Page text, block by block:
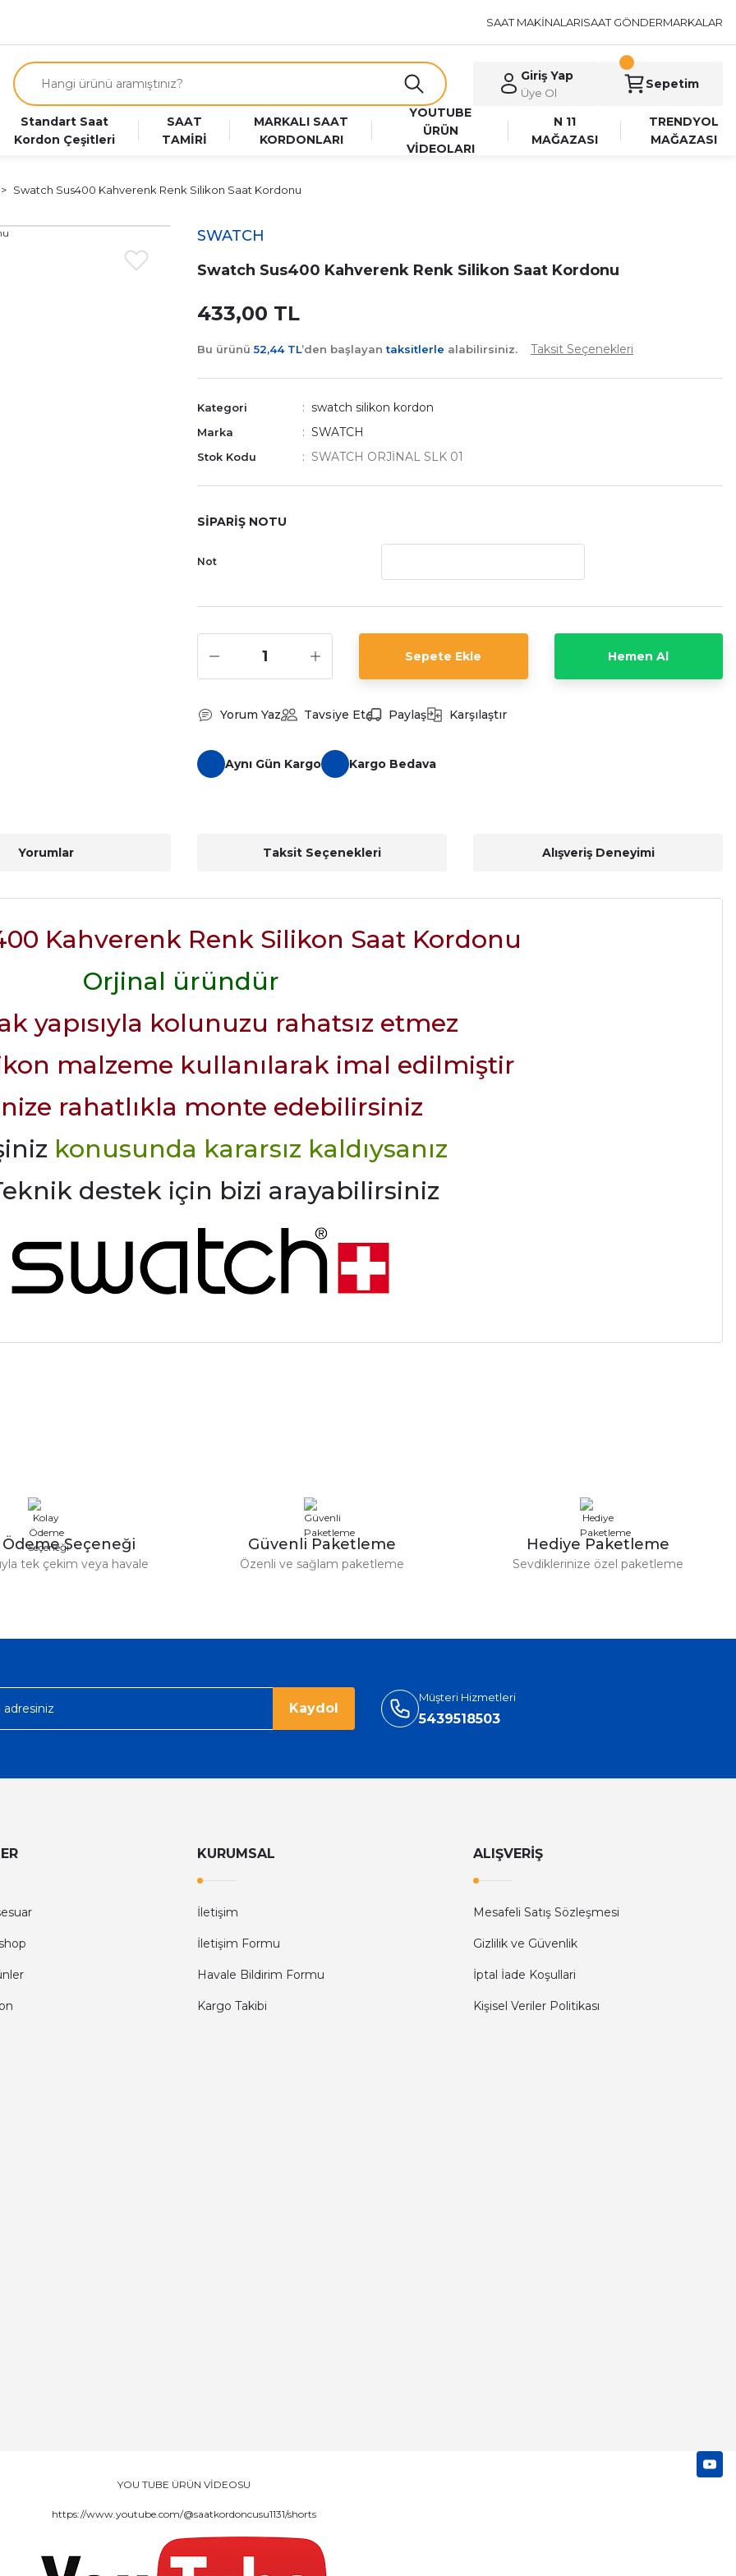
SAAT MAKİNALARISAAT GÖNDERMARKALAR
Giriş Yap
Üye Ol
Sepetim
Standart Saat
Kordon Çeşitleri
SAAT
TAMİRİ
MARKALI SAAT
KORDONLARI
YOUTUBE
ÜRÜN
VİDEOLARI
N 11
MAĞAZASI
TRENDYOL
MAĞAZASI
Swatch Sus400 Kahverenk Renk Silikon Saat Kordonu
SWATCH
Swatch Sus400 Kahverenk Renk Silikon Saat Kordonu
433,00 TL
Bu ürünü52,44 TL’den başlayantaksitlerle alabilirsiniz. Taksit Seçenekleri
Kategori swatch silikon kordon
Marka SWATCH
Stok Kodu SWATCH ORJİNAL SLK 01
SİPARİŞ NOTU
Not
Sepete Ekle Hemen Al
Yorum Yaz Tavsiye Et Paylaş Karşılaştır
Aynı Gün Kargo Kargo Bedava
Yorumlar Taksit Seçenekleri Alışveriş Deneyimi
Kahverenk Renk Silikon Saat Kordonu
Orjinal üründür
yapısıyla kolunuzu rahatsız etmez
malzeme kullanılarak imal edilmiştir
rahatlıkla monte edebilirsiniz
konusunda kararsız kaldıysanız
destek için bizi arayabilirsiniz
tam oldu
Ödeme Seçeneği
tek çekim veya havale
Güvenli Paketleme
Özenli ve sağlam paketleme
Hediye Paketleme
Sevdiklerinize özel paketleme
Kaydol
Müşteri Hizmetleri
5439518503
KURUMSAL
İletişim
İletişim Formu
Havale Bildirim Formu
Kargo Takibi
ALIŞVERİŞ
Mesafeli Satış Sözleşmesi
Gizlilik ve Güvenlik
İptal İade Koşullari
Kişisel Veriler Politikası
YOU TUBE ÜRÜN VİDEOSU
https://www.youtube.com/@saatkordoncusu1131/shorts